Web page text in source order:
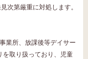
次第厳重に対処します。
業所、放課後等デイサー
を取り扱っており、児童